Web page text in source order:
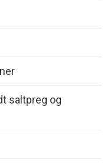
saltpreg og